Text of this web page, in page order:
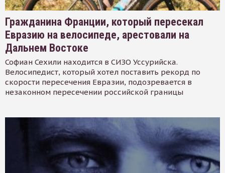
Гражданина Франции, который пересекал
Евразию на велосипеде, арестовали на
Дальнем Востоке
Софиан Сехили находится в СИЗО Уссурийска.
Велосипедист, который хотел поставить рекорд по
скорости пересечения Евразии, подозревается в
незаконном пересечении российской границы